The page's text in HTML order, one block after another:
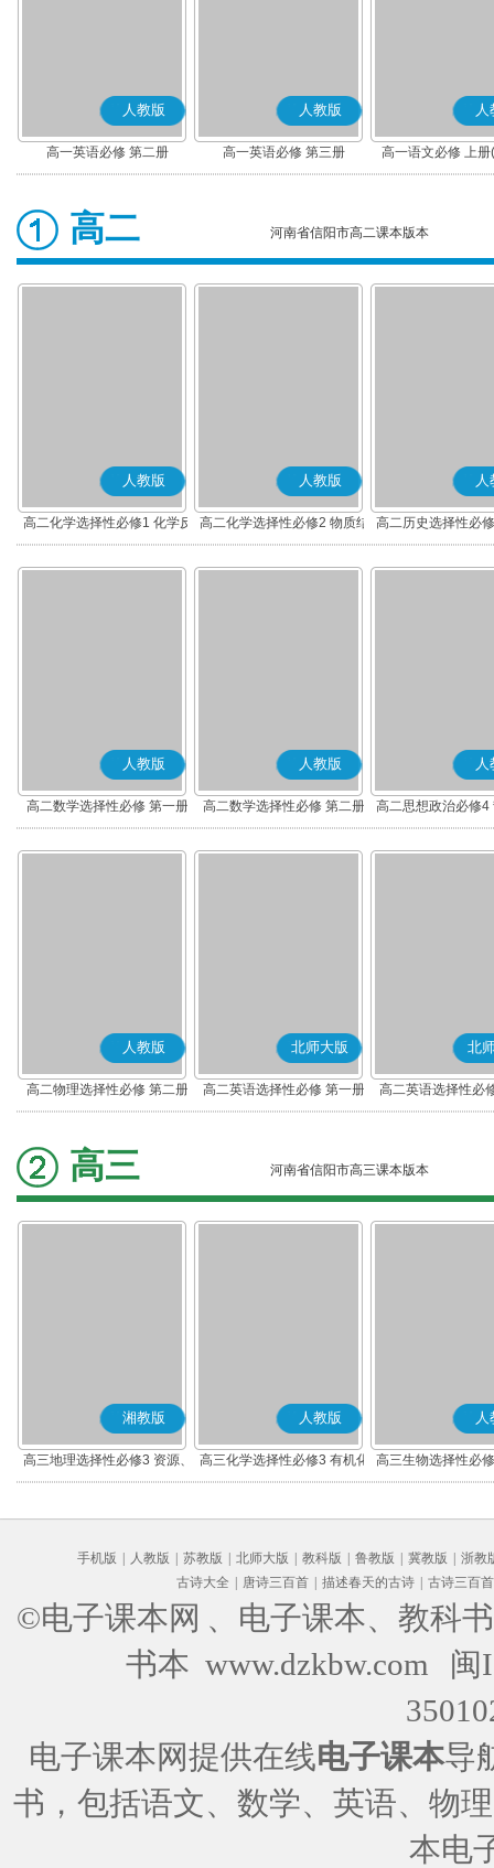
人教版
高一英语必修 第二册
人教版
高一英语必修 第三册
人
高一语文必修 上
高二 河南省信阳市高二课本版本
人教版
高二化学选择性必修1 化学反
应原理
人教版
高二化学选择性必修2 物质结
构与性质
人
高二历史选择性必
度与社会治理(
人教版
高二数学选择性必修 第一册
(A版)
人教版
高二数学选择性必修 第二册
(A版)
人
高二思想政治必修4
化(部编版)
人教版
高二物理选择性必修 第二册
北师大版
高二英语选择性必修 第一册
北
高二英语选择性必
高三 河南省信阳市高三课本版本
湘教版
高三地理选择性必修3 资源、
环境与国家安全
人教版
高三化学选择性必修3 有机化
学基础
人
高三生物选择性必
术与工程
手机版 人教版 苏教版 北师大版 教科版 鲁教版 冀教版
浙教
古诗大全
唐诗三百首 描述春天的古诗 古诗三百首
©电子课本网 、电子课本、教科
书本 www.dzkbw.com
闽
电子课本网提供在线电子课本导
书，包括语文、数学、英语、物
本电